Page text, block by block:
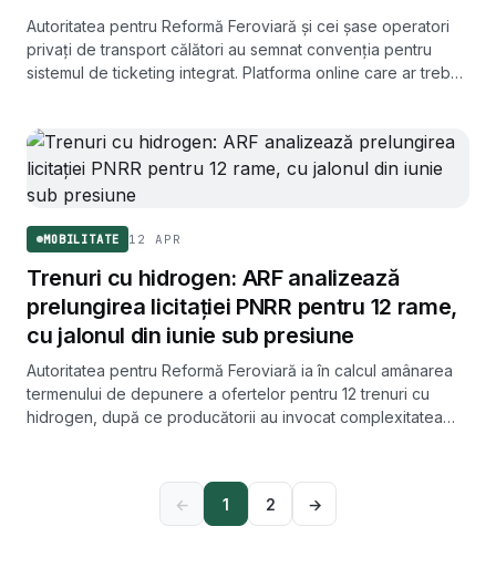
Autoritatea pentru Reformă Feroviară și cei șase operatori
privați de transport călători au semnat convenția pentru
sistemul de ticketing integrat. Platforma online care ar trebui
MOBILITATE 12 APR
Trenuri cu hidrogen: ARF analizează
prelungirea licitației PNRR pentru 12 rame,
cu jalonul din iunie sub presiune
Autoritatea pentru Reformă Feroviară ia în calcul amânarea
termenului de depunere a ofertelor pentru 12 trenuri cu
hidrogen, după ce producătorii au invocat complexitatea
← 1 2 →